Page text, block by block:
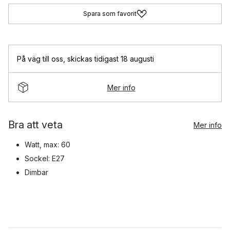
Spara som favorit
På väg till oss skickas tidigast 18 augusti
Mer info
Bra att veta Mer info
Watt, max: 60
Sockel: E27
Dimbar